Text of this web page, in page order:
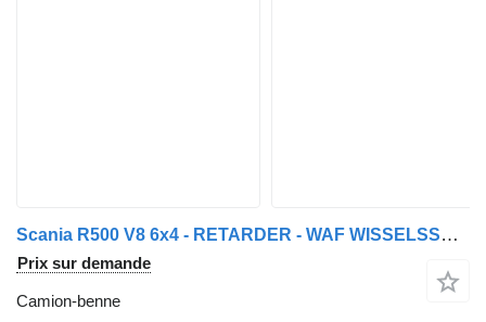
Scania R500 V8 6x4 - RETARDER - WAF WISSELSSYTEEM TREKKER / KIPPER - DO
Prix sur demande
Camion-benne